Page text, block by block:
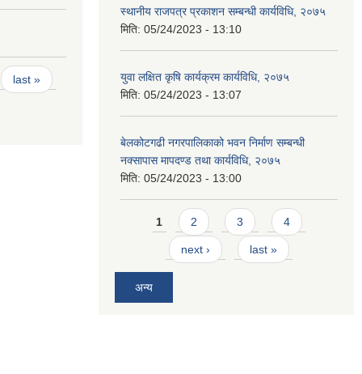
last »
स्थानीय राजपत्र प्रकाशन सम्बन्धी कार्यविधि, २०७५
मिति: 05/24/2023 - 13:10
युवा लक्षित कृषि कार्यक्रम कार्यविधि, २०७५
मिति: 05/24/2023 - 13:07
बेलकोटगढी नगरपालिकाको भवन निर्माण सम्बन्धी
नक्सापास मापदण्ड तथा कार्यविधि, २०७५
मिति: 05/24/2023 - 13:00
Pages
1 2 3 4
next › last »
अन्य